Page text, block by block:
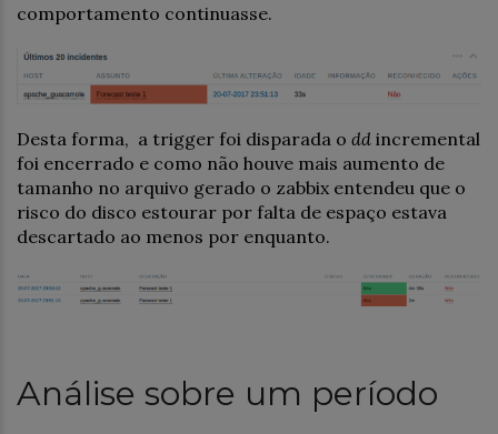
comportamento continuasse.
Desta forma, a trigger foi disparada o dd incremental
foi encerrado e como não houve mais aumento de
tamanho no arquivo gerado o zabbix entendeu que o
risco do disco estourar por falta de espaço estava
descartado ao menos por enquanto.
Análise sobre um período